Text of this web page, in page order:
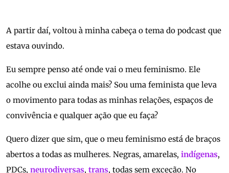
A partir daí, voltou à minha cabeça o tema do podcast que
estava ouvindo.
Eu sempre penso até onde vai o meu feminismo. Ele
acolhe ou exclui ainda mais? Sou uma feminista que leva
o movimento para todas as minhas relações, espaços de
convivência e qualquer ação que eu faça?
Quero dizer que sim, que o meu feminismo está de braços
abertos a todas as mulheres. Negras, amarelas, indígenas,
PDCs, neurodiversas, trans, todas sem exceção. No